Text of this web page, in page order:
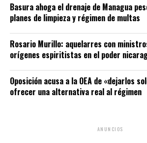
Basura ahoga el drenaje de Managua
planes de limpieza y régimen de multas
Rosario Murillo: aquelarres con
orígenes espiritistas en el poder
Oposición acusa a la OEA de «dejarlos
ofrecer una alternativa real al régimen
ANUNCIOS